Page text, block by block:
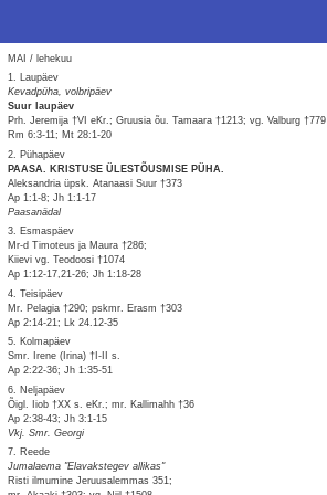
MAI / lehekuu
1. Laupäev
Kevadpüha, volbripäev
Suur laupäev
Prh. Jeremija †VI eKr.; Gruusia õu. Tamaara †1213; vg. Valburg †779
Rm 6:3-11; Mt 28:1-20
2. Pühapäev
PAASA. KRISTUSE ÜLESTÕUSMISE PÜHA.
Aleksandria üpsk. Atanaasi Suur †373
Ap 1:1-8; Jh 1:1-17
Paasanädal
3. Esmaspäev
Mr-d Timoteus ja Maura †286;
Kiievi vg. Teodoosi †1074
Ap 1:12-17,21-26; Jh 1:18-28
4. Teisipäev
Mr. Pelagia †290; pskmr. Erasm †303
Ap 2:14-21; Lk 24.12-35
5. Kolmapäev
Smr. Irene (Irina) †I-II s.
Ap 2:22-36; Jh 1:35-51
6. Neljapäev
Õigl. Iiob †XX s. eKr.; mr. Kallimahh †36
Ap 2:38-43; Jh 3:1-15
Vkj. Smr. Georgi
7. Reede
Jumalaema "Elavakstegev allikas"
Risti ilmumine Jeruusalemmas 351;